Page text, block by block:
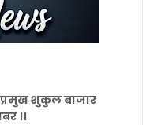
प्रमुख शुकुल बाजार
।।